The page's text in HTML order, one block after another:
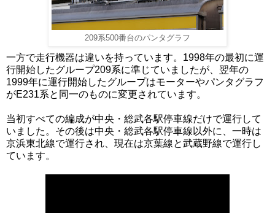
209系500番台のパンタグラフ
一方で走行機器は違いを持っています。1998年の最初に運
行開始したグループ209系に準じていましたが、翌年の
1999年に運行開始したグループはモーターやパンタグラフ
がE231系と同一のものに変更されています。
当初すべての編成が中央・総武各駅停車線だけで運行して
いました。その後は中央・総武各駅停車線以外に、一時は
京浜東北線で運行され、現在は京葉線と武蔵野線で運行し
ています。